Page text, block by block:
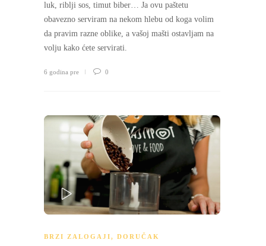
luk, riblji sos, timut biber… Ja ovu paštetu
obavezno serviram na nekom hlebu od koga volim
da pravim razne oblike, a vašoj mašti ostavljam na
volju kako ćete servirati.
6 godina pre 0
PLAY
BRZI ZALOGAJI, DORUČAK